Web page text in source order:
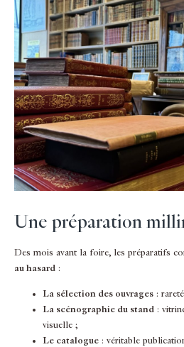
Une préparation
Des mois avant la foire, les préparatifs
au hasard :
La sélection des ouvrages :
La scénographie du stand :
visuelle ;
Le catalogue : véritable